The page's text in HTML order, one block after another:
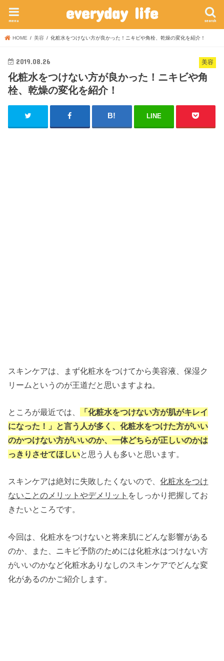
everyday life search
menu
HOME 美容 化粧水をつけない方が良かった！ニキビや角栓、乾燥の変化を紹介！
美容
2019.08.26
化粧水をつけない方が良かった！ニキビや角
栓、乾燥の変化を紹介！
LINE
スキンケアは、まず化粧水をつけてから美容液、保湿ク
リームというのが王道だと思いますよね。
ところが最近では、
「化粧水をつけない方が肌がキレイ
になった！」と言う人が多く、化粧水をつけた方がいい
のかつけない方がいいのか、一体どちらが正しいのかは
っきりさせてほしいと思う人も多いと思います。
スキンケアは絶対に失敗したくないので、化粧水をつけ
ないことのメリットやデメリット をしっかり把握してお
きたいところです。
今回は、化粧水をつけないと将来肌にどんな影響がある
のか、また、ニキビ予防のためには化粧水はつけない方
がいいのかなど化粧水ありなしのスキンケアでどんな変
化があるのかご紹介します。